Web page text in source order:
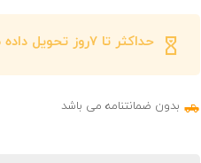
حداکثر تا ۷روز تحویل داده میشود
بدون ضمانتنامه می باشد